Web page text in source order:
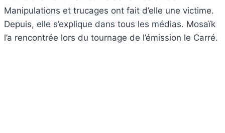
Manipulations et trucages ont fait d’elle une victime.
Depuis, elle s’explique dans tous les médias. Mosaïk
l’a rencontrée lors du tournage de l’émission le Carré.